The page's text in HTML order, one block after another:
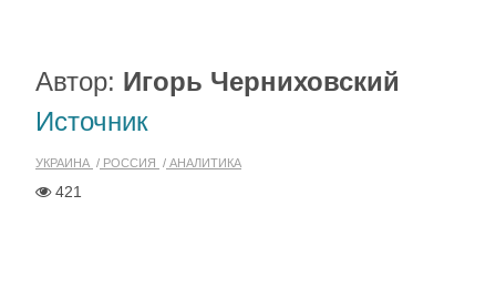
Автор: Игорь Черниховский
Источник
УКРАИНА РОССИЯ АНАЛИТИКА
421